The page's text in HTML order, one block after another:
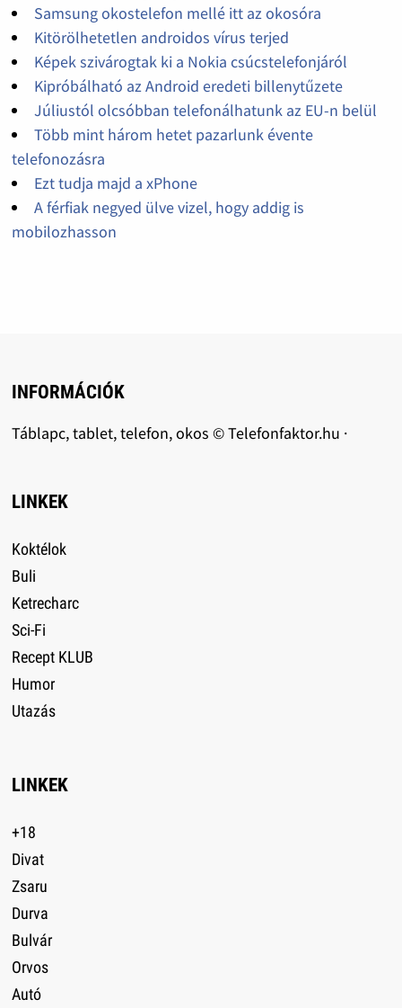
Samsung okostelefon mellé itt az okosóra
Kitörölhetetlen androidos vírus terjed
Képek szivárogtak ki a Nokia csúcstelefonjáról
Kipróbálható az Android eredeti billenytűzete
Júliustól olcsóbban telefonálhatunk az EU-n belül
Több mint három hetet pazarlunk évente
telefonozásra
Ezt tudja majd a xPhone
A férfiak negyed ülve vizel, hogy addig is
mobilozhasson
INFORMÁCIÓK
Táblapc, tablet, telefon, okos © Telefonfaktor.hu ·
LINKEK
Koktélok
Buli
Ketrecharc
Sci-Fi
Recept KLUB
Humor
Utazás
LINKEK
+18
Divat
Zsaru
Durva
Bulvár
Orvos
Autó